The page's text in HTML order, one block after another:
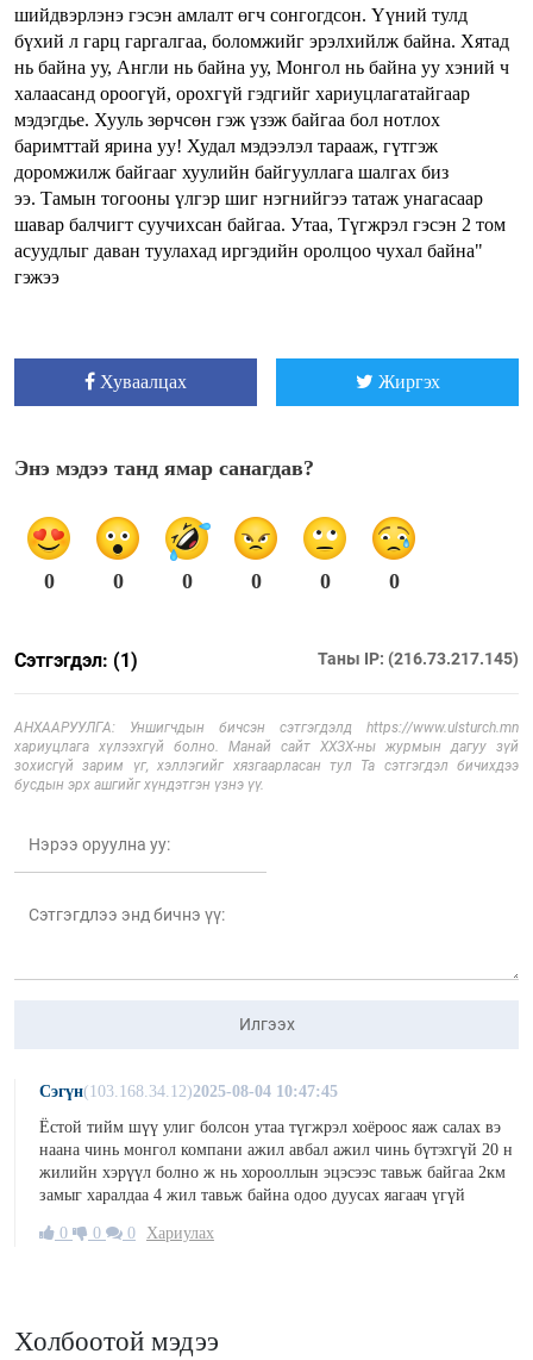
шийдвэрлэнэ гэсэн амлалт өгч сонгогдсон. Үүний тулд
бүхий л гарц гаргалгаа, боломжийг эрэлхийлж байна. Хятад
нь байна уу, Англи нь байна уу, Монгол нь байна уу хэний ч
халаасанд ороогүй, орохгүй гэдгийг хариуцлагатайгаар
мэдэгдье. Хууль зөрчсөн гэж үзэж байгаа бол нотлох
баримттай ярина уу! Худал мэдээлэл тарааж, гүтгэж
доромжилж байгааг хуулийн байгууллага шалгах биз
ээ. Тамын тогооны үлгэр шиг нэгнийгээ татаж унагасаар
шавар балчигт суучихсан байгаа. Утаа, Түгжрэл гэсэн 2 том
асуудлыг даван туулахад иргэдийн оролцоо чухал байна"
гэжээ
Хуваалцах Жиргэх
Энэ мэдээ танд ямар санагдав?
0 0 0 0 0 0
Сэтгэгдэл: (1) Таны IP: (216.73.217.145)
АНХААРУУЛГА: Уншигчдын бичсэн сэтгэгдэлд https://www.ulsturch.mn
хариуцлага хүлээхгүй болно. Манай сайт ХХЗХ-ны журмын дагуу зүй
зохисгүй зарим үг, хэллэгийг хязгаарласан тул Та сэтгэгдэл бичихдээ
бусдын эрх ашгийг хүндэтгэн үзнэ үү.
Илгээх
Сэгүн(103.168.34.12)2025-08-04 10:47:45
Ёстой тийм шүү улиг болсон утаа түгжрэл хоёроос яаж салах вэ
наана чинь монгол компани ажил авбал ажил чинь бүтэхгүй 20 н
жилийн хэрүүл болно ж нь хорооллын эцэсээс тавьж байгаа 2км
замыг харалдаа 4 жил тавьж байна одоо дуусах яагаач үгүй
0 0 0 Хариулах
Холбоотой мэдээ